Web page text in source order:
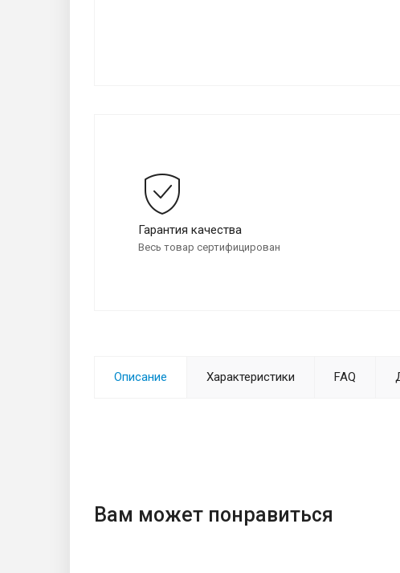
Гарантия качества
Весь товар сертифицирован
Описание Характеристики FAQ
Вам может понравиться